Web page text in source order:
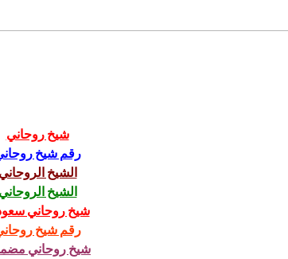
à
شيخ روحاني
رقم شيخ
الشيخ الروحاني
الشيخ الروحاني
شيخ روحاني
رقم شيخ
شيخ روحاني